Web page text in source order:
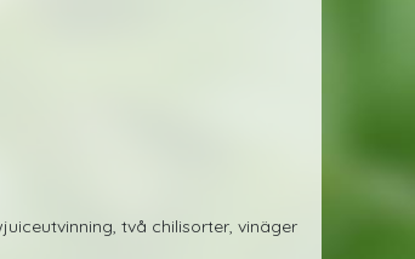
två chilisorter, vinäger